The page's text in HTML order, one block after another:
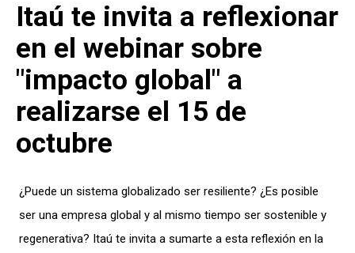
Itaú te invita a reflexionar
en el webinar sobre
"impacto global" a
realizarse el 15 de
octubre
¿Puede un sistema globalizado ser resiliente? ¿Es posible
ser una empresa global y al mismo tiempo ser sostenible y
regenerativa? Itaú te invita a sumarte a esta reflexión en la